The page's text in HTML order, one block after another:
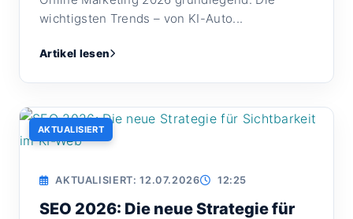
wichtigsten Trends – von KI-Auto...
Artikel lesen
AKTUALISIERT
AKTUALISIERT: 12.07.2026 12:25
SEO 2026: Die neue Strategie für